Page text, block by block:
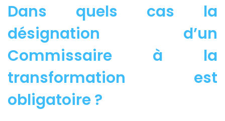
Dans quels cas la
désignation d’un
Commissaire à la
transformation est
obligatoire ?